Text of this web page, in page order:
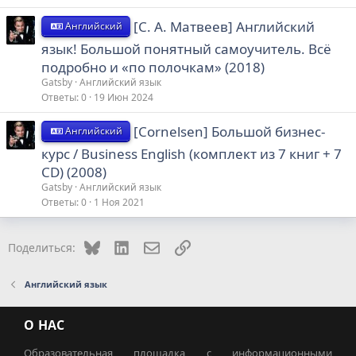
Английский
[С. А. Матвеев] Английский
язык! Большой понятный самоучитель. Всё
подробно и «по полочкам» (2018)
Gatsby Английский язык
Ответы 0 19 Июн 2024
Английский
[Cornelsen] Большой бизнес-
курс / Business English (комплект из 7 книг + 7
CD) (2008)
Gatsby Английский язык
Ответы 0 1 Ноя 2021
Поделиться: Bluesky LinkedInЭлектронная почта
Ссылка
Английский язык
О НАС
Образовательная площадка с информационными